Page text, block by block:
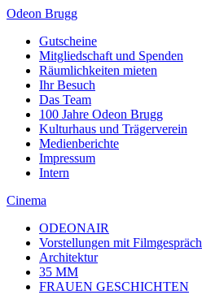
Odeon Brugg
Gutscheine
Mitgliedschaft und Spenden
Räumlichkeiten mieten
Ihr Besuch
Das Team
100 Jahre Odeon Brugg
Kulturhaus und Trägerverein
Medienberichte
Impressum
Intern
Cinema
ODEONAIR
Vorstellungen mit Filmgespräch
Architektur
35 MM
FRAUEN GESCHICHTEN